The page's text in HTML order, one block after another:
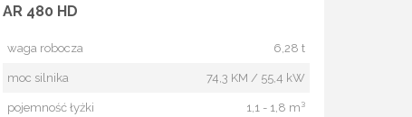
AR 480 HD
waga robocza 6,28 t
moc silnika 74,3 KM / 55,4 kW
pojemność łyżki 1,1 - 1,8 m³